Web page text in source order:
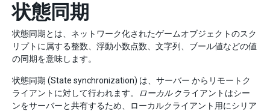
状態同期
状態同期とは、ネットワーク化されたゲームオブジェクトのスク
リプトに属する整数、浮動小数点数、文字列、ブール値などの値
の同期を意味します。
状態同期 (State synchronization) は、サーバー からリモートク
ライアントに対して行われます。
ローカルクライアントはシー
ンをサーバーと共有するため、ローカルクライアント用にシリア